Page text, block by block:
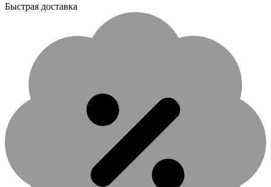
Быстрая доставка